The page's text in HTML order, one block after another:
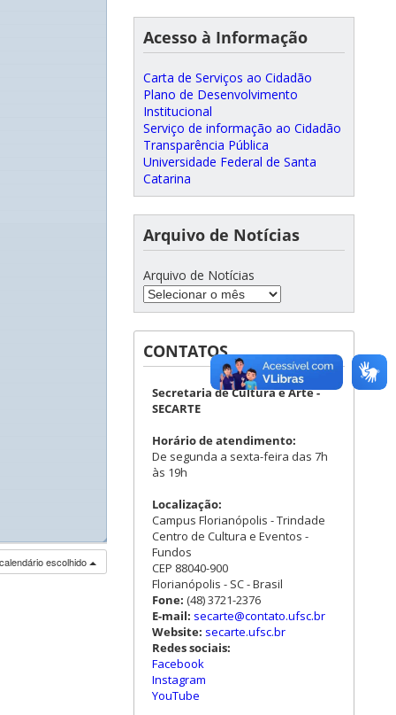
◢
escolhido
Acesso à Informação
Carta de Serviços ao Cidadão
Plano de Desenvolvimento
Institucional
Serviço de informação ao Cidadão
Transparência Pública
Universidade Federal de Santa
Catarina
Arquivo de Notícias
Arquivo de Notícias
CONTATOS
Secretaria de Cultura e Arte -
SECARTE
Horário de atendimento:
De segunda a sexta-feira das 7h
às 19h
Localização:
Campus Florianópolis - Trindade
Centro de Cultura e Eventos -
Fundos
CEP 88040-900
Florianópolis - SC - Brasil
Fone: (48) 3721-2376
E-mail: secarte@contato.ufsc.br
Website: secarte.ufsc.br
Redes sociais:
Facebook
Instagram
YouTube